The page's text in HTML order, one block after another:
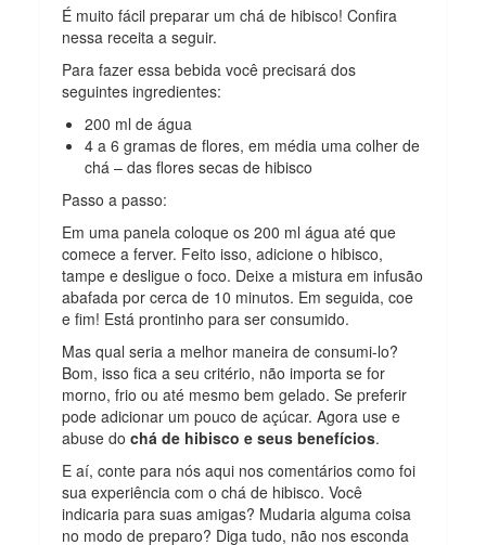
É muito fácil preparar um chá de hibisco! Confira
nessa receita a seguir.
Para fazer essa bebida você precisará dos
seguintes ingredientes:
200 ml de água
4 a 6 gramas de flores, em média uma colher de
chá – das flores secas de hibisco
Passo a passo:
Em uma panela coloque os 200 ml água até que
comece a ferver. Feito isso, adicione o hibisco,
tampe e desligue o foco. Deixe a mistura em infusão
abafada por cerca de 10 minutos. Em seguida, coe
e fim! Está prontinho para ser consumido.
Mas qual seria a melhor maneira de consumi-lo?
Bom, isso fica a seu critério, não importa se for
morno, frio ou até mesmo bem gelado. Se preferir
pode adicionar um pouco de açúcar. Agora use e
abuse do chá de hibisco e seus benefícios.
E aí, conte para nós aqui nos comentários como foi
sua experiência com o chá de hibisco. Você
indicaria para suas amigas? Mudaria alguma coisa
no modo de preparo? Diga tudo, não nos esconda